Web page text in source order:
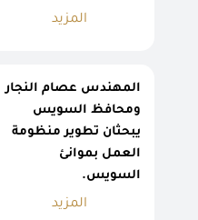
المزيد
المهندس عصام النجار
ومحافظ السويس
يبحثان تطوير منظومة
العمل بموانئ
السويس.
المزيد